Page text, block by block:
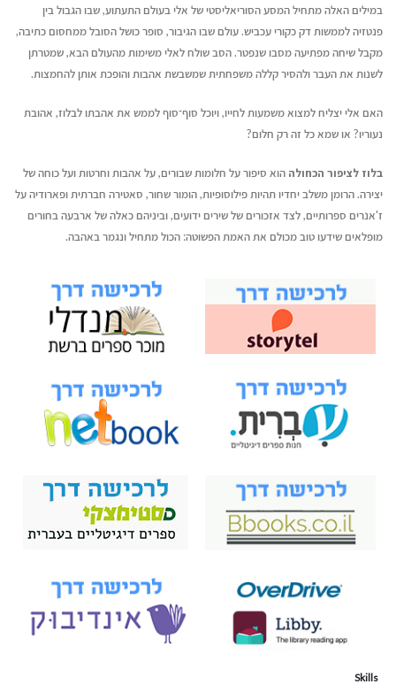
במילים האלה מתחיל המסע הסוריאליסטי של אלי בעולם התעתוע, שבו הגבול בין
פנטזיה לממשות דק כקורי עכביש. עולם שבו הגיבור, סופר כושל הסובל ממחסום כתיבה,
מקבל שיחה מפתיעה מסבו שנפטר. הסב שולח לאלי משימות מהעולם הבא, שמטרתן
לשנות את העבר ולהסיר קללה משפחתית שמשבשת אהבות והופכת אותן להחמצות.
האם אלי יצליח למצוא משמעות לחייו, ויוכל סוף־סוף לממש את אהבתו לבלוז, אהובת
נעוריו? או שמא כל זה רק חלום?
בלוז לציפור הכחולה הוא סיפור על חלומות שבורים, על אהבות וחרטות ועל כוחה של
יצירה. הרומן משלב יחדיו תהיות פילוסופיות, הומור שחור, סאטירה חברתית ופארודיה על
ז'אנרים ספרותיים, לצד אזכורים של שירים ידועים, וביניהם כאלה של ארבעה בחורים
מופלאים שידעו טוב מכולם את האמת הפשוטה: הכול מתחיל ונגמר באהבה.
Skills